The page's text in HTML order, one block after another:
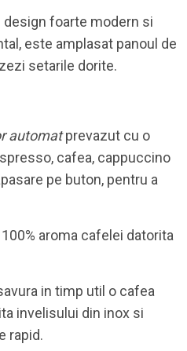
foarte modern si
este amplasat panoul de
setarile dorite.
automatprevazut cu o
cafea, cappuccino
pe buton, pentru a
aroma cafelei datorita
in timp util o cafea
invelisului din inox si
rapid.